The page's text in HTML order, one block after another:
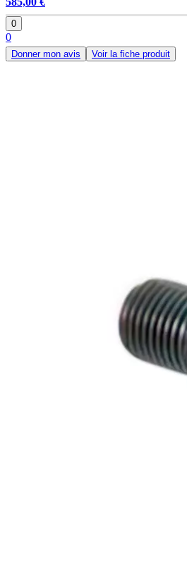
0
0
Donner mon avis Voir la fiche produit